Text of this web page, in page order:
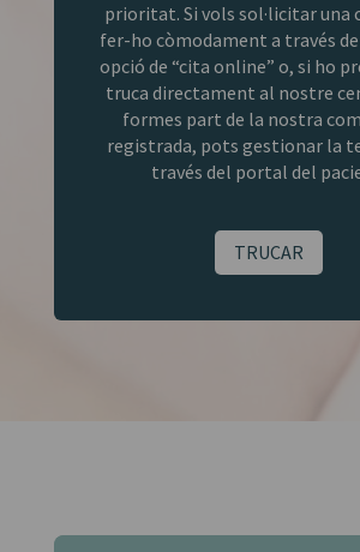
prioritat. Si vols sol·licitar una
fer-ho còmodament a través
opció de “cita online” o, si ho
truca directament al nostre
formes part de la nostra
registrada, pots gestionar la
través del portal del
TRUCAR